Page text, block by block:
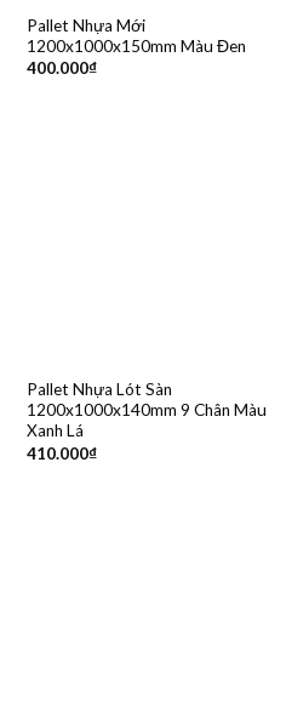
Pallet Nhựa Mới
1200x1000x150mm Màu Đen
400.000₫
Pallet Nhựa Lót Sàn
1200x1000x140mm 9 Chân Màu
Xanh Lá
410.000₫